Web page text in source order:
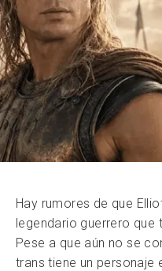
Hay rumores de que
legendario guerrero que
Pese a que aún no se
trans tiene un personaje